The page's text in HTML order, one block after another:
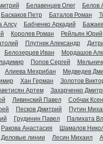
Белавенцев Олег Белов
Баскаков Петр Баталов Роман
Алсу Бабченко Аркадий
Королев Роман Рейльян Юрий
Плутник Александр
Белозерцев Иван Мордашов
Попов Сергей
Алиева Мехрибан Медведев
Хан Герман Золотов
Артем Захарченко
Ливинский Павел Собчак
Песков Дмитрий Путин
Грудинин Павел Палихата
Ракова Анастасия Шамалов
Деловые линии Лесин Михаил